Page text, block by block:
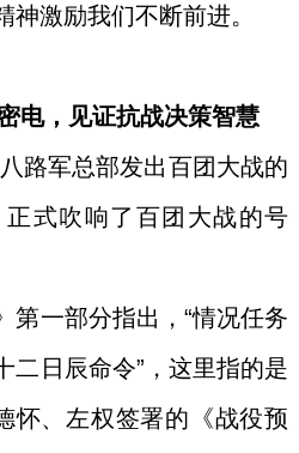
激励我们不断前进。
电，见证抗战决策智慧
路军总部发出百团大战的
正式吹响了百团大战的号
一部分指出，“情况任务
二日辰命令”，这里指的是
怀、左权签署的《战役预